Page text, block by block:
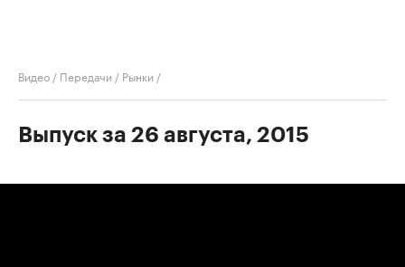
Видео / Передачи / Рынки /
Выпуск за 26 августа, 2015